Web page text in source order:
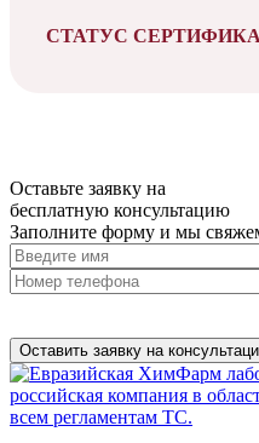
СТАТУС
Оставьте заявку на
бесплатную консультацию
Заполните форму и мы